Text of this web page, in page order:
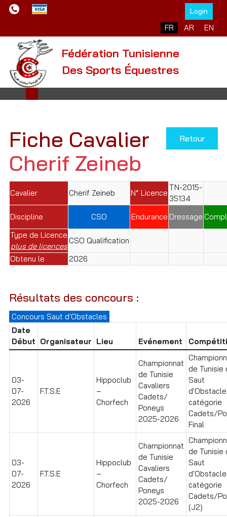
Login
Sélectionnez votre
FR AR EN
Fédération Tunisienne
Des Sports Équestres
Retour
Fiche Cavalier
Cherif Zeineb
Cavalier Cherif Zeineb N° Licence
TN-2015-
35134
Discipline
CSO Endurance Dressage
Type de Licence
plus de licences
CSO Qualification
Obtenu le
2026
Résultats des concours :
Concours Saut d'Obstacles
Date
Début Organisateur Lieu Evénement
03-
07-
2026
F.T.S.E
Hippoclub
–
Chorfech
Championnat
de Tunisie
Cavaliers
Cadets/
Poneys
2025-2026
de Tunisie
Saut
catégorie
Cadets/
Final
03-
07-
2026
F.T.S.E
Hippoclub
–
Chorfech
Championnat
de Tunisie
Cavaliers
Cadets/
Poneys
2025-2026
de Tunisie
Saut
catégorie
Cadets/
(J2)